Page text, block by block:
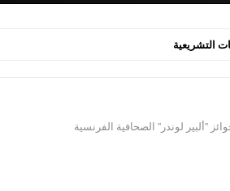
البريطانية
''ألبير لوندر'' الصحافية الفرنسية